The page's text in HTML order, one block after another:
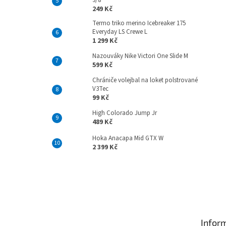
249 Kč
Termo triko merino Icebreaker 175
Everyday LS Crewe L
1 299 Kč
Nazouváky Nike Victori One Slide M
599 Kč
Chrániče volejbal na loket polstrované
V3Tec
99 Kč
High Colorado Jump Jr
489 Kč
Hoka Anacapa Mid GTX W
2 399 Kč